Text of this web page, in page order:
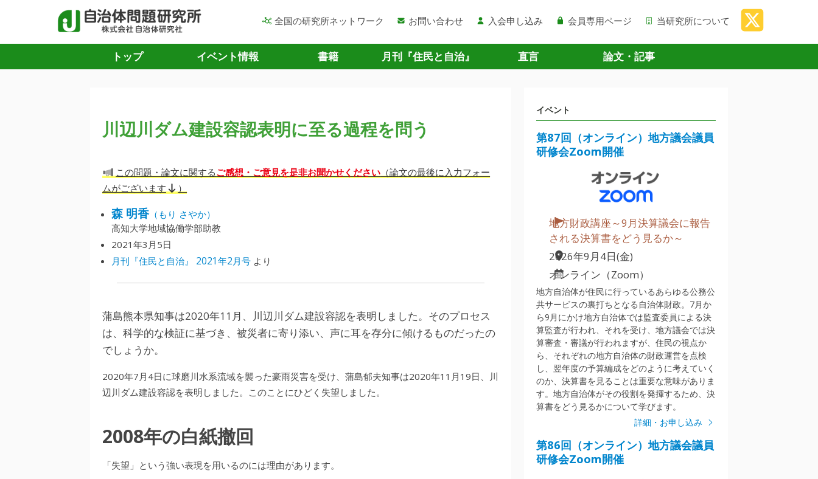
全国の研究所ネットワーク お問い合わせ 入会申し込み 会員専用ページ 当研究所について
トップ イベント情報 書籍 月刊『住民と自治』 直言 論文・記事
川辺川ダム建設容認表明に至る過程を問う
この問題・論文に関するご感想・ご意見を是非お聞かせください （論文の最後に入力フォー
ムがございます
）
森 明香（もり さやか）
高知大学地域協働学部助教
2021年3月5日
月刊『住民と自治』 2021年2月号 より
蒲島熊本県知事は2020年11月、川辺川ダム建設容認を表明しました。そのプロセス
は、科学的な検証に基づき、被災者に寄り添い、声に耳を存分に傾けるものだったの
でしょうか。
2020年7月4日に球磨川水系流域を襲った豪雨災害を受け、蒲島郁夫知事は2020年11月19日、川
辺川ダム建設容認を表明しました。このことにひどく失望しました。
2008年の白紙撤回
「失望」という強い表現を用いるのには理由があります。
イベント
第87回（オンライン）地方議会議員
研修会Zoom開催
地方財政講座～9月決算議会に報告
される決算書をどう見るか～
2026年9月4日(金)
オンライン（Zoom）
地方自治体が住民に行っているあらゆる公務公
共サービスの裏打ちとなる自治体財政。7月か
ら9月にかけ地方自治体では監査委員による決
算監査が行われ、それを受け、地方議会では決
算審査・審議が行われますが、住民の視点か
ら、それぞれの地方自治体の財政運営を点検
し、翌年度の予算編成をどのように考えていく
のか、決算書を見ることは重要な意味がありま
す。地方自治体がその役割を発揮するため、決
算書をどう見るかについて学びます。
詳細・お申し込み
第86回（オンライン）地方議会議員
研修会Zoom開催